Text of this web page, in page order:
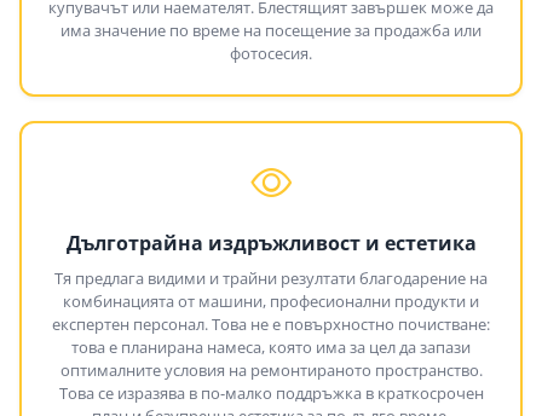
купувачът или наемателят. Блестящият завършек може да
има значение по време на посещение за продажба или
фотосесия.
Дълготрайна издръжливост и естетика
Тя предлага видими и трайни резултати благодарение на
комбинацията от машини, професионални продукти и
експертен персонал. Това не е повърхностно почистване:
това е планирана намеса, която има за цел да запази
оптималните условия на ремонтираното пространство.
Това се изразява в по-малко поддръжка в краткосрочен